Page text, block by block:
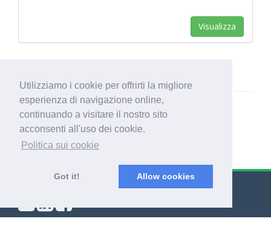
Utilizziamo i cookie per offrirti la migliore
esperienza di navigazione online,
continuando a visitare il nostro sito
acconsenti all'uso dei cookie.
Politica sui cookie
Got it! Allow cookies
Visualizza
© Export Worldwide 2026